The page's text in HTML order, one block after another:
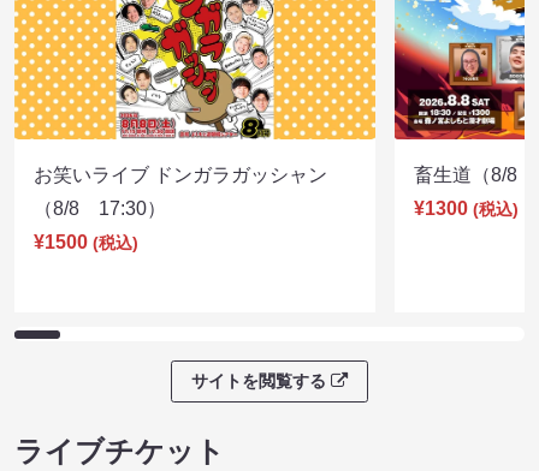
お笑いライブ ドンガラガッシャン
（8/8 17:30）
¥1500 (税込)
畜生道（8/8
¥1300 (税込)
サイトを閲覧する
ライブチケット